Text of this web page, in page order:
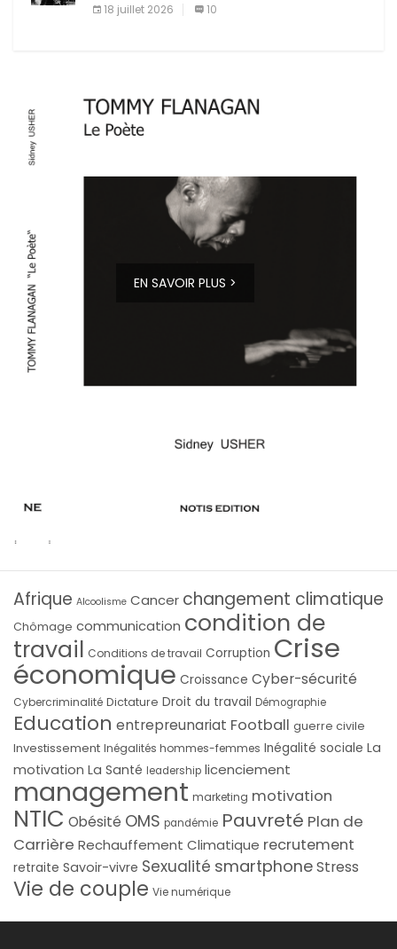
18 juillet 2026 10
EN SAVOIR PLUS >
Afrique Alcoolisme Cancer changement climatique
Chômage communication condition de
travail Conditions de travail Corruption Crise
économique Croissance Cyber-sécurité
Cybercriminalité Dictature Droit du travail Démographie
Education entrepreunariat Football guerre civile
Investissement Inégalités hommes-femmes Inégalité sociale La
motivation La Santé leadership licenciement
management marketing motivation
NTIC Obésité OMS pandémie Pauvreté Plan de
Carrière Rechauffement Climatique recrutement
retraite Savoir-vivre Sexualité smartphoneStress
Vie de couple Vie numérique